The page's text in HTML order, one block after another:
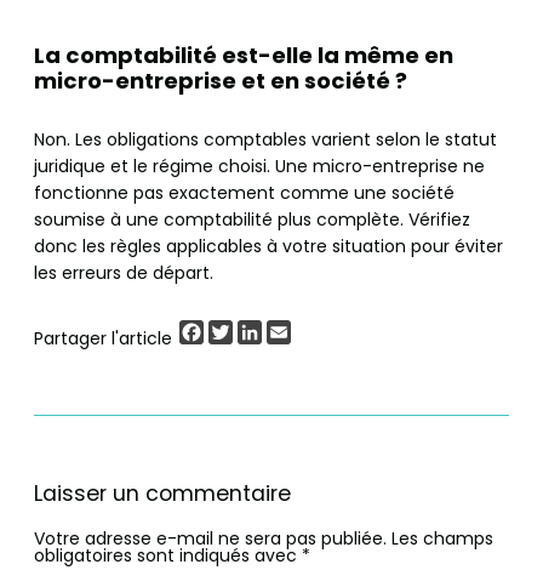
La comptabilité est-elle la même en
micro-entreprise et en société ?
Non. Les obligations comptables varient selon le statut
juridique et le régime choisi. Une micro-entreprise ne
fonctionne pas exactement comme une société
soumise à une comptabilité plus complète. Vérifiez
donc les règles applicables à votre situation pour éviter
les erreurs de départ.
Partager l'article Facebook
TwitterLinkedIn
Laisser un commentaire
Votre adresse e-mail ne sera pas publiée. Les champs
obligatoires sont indiqués avec *